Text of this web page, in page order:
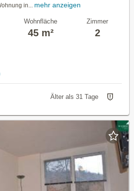
in... mehr anzeigen
Wohnfläche
45 m²
Zimmer
2
Älter als 31 Tage